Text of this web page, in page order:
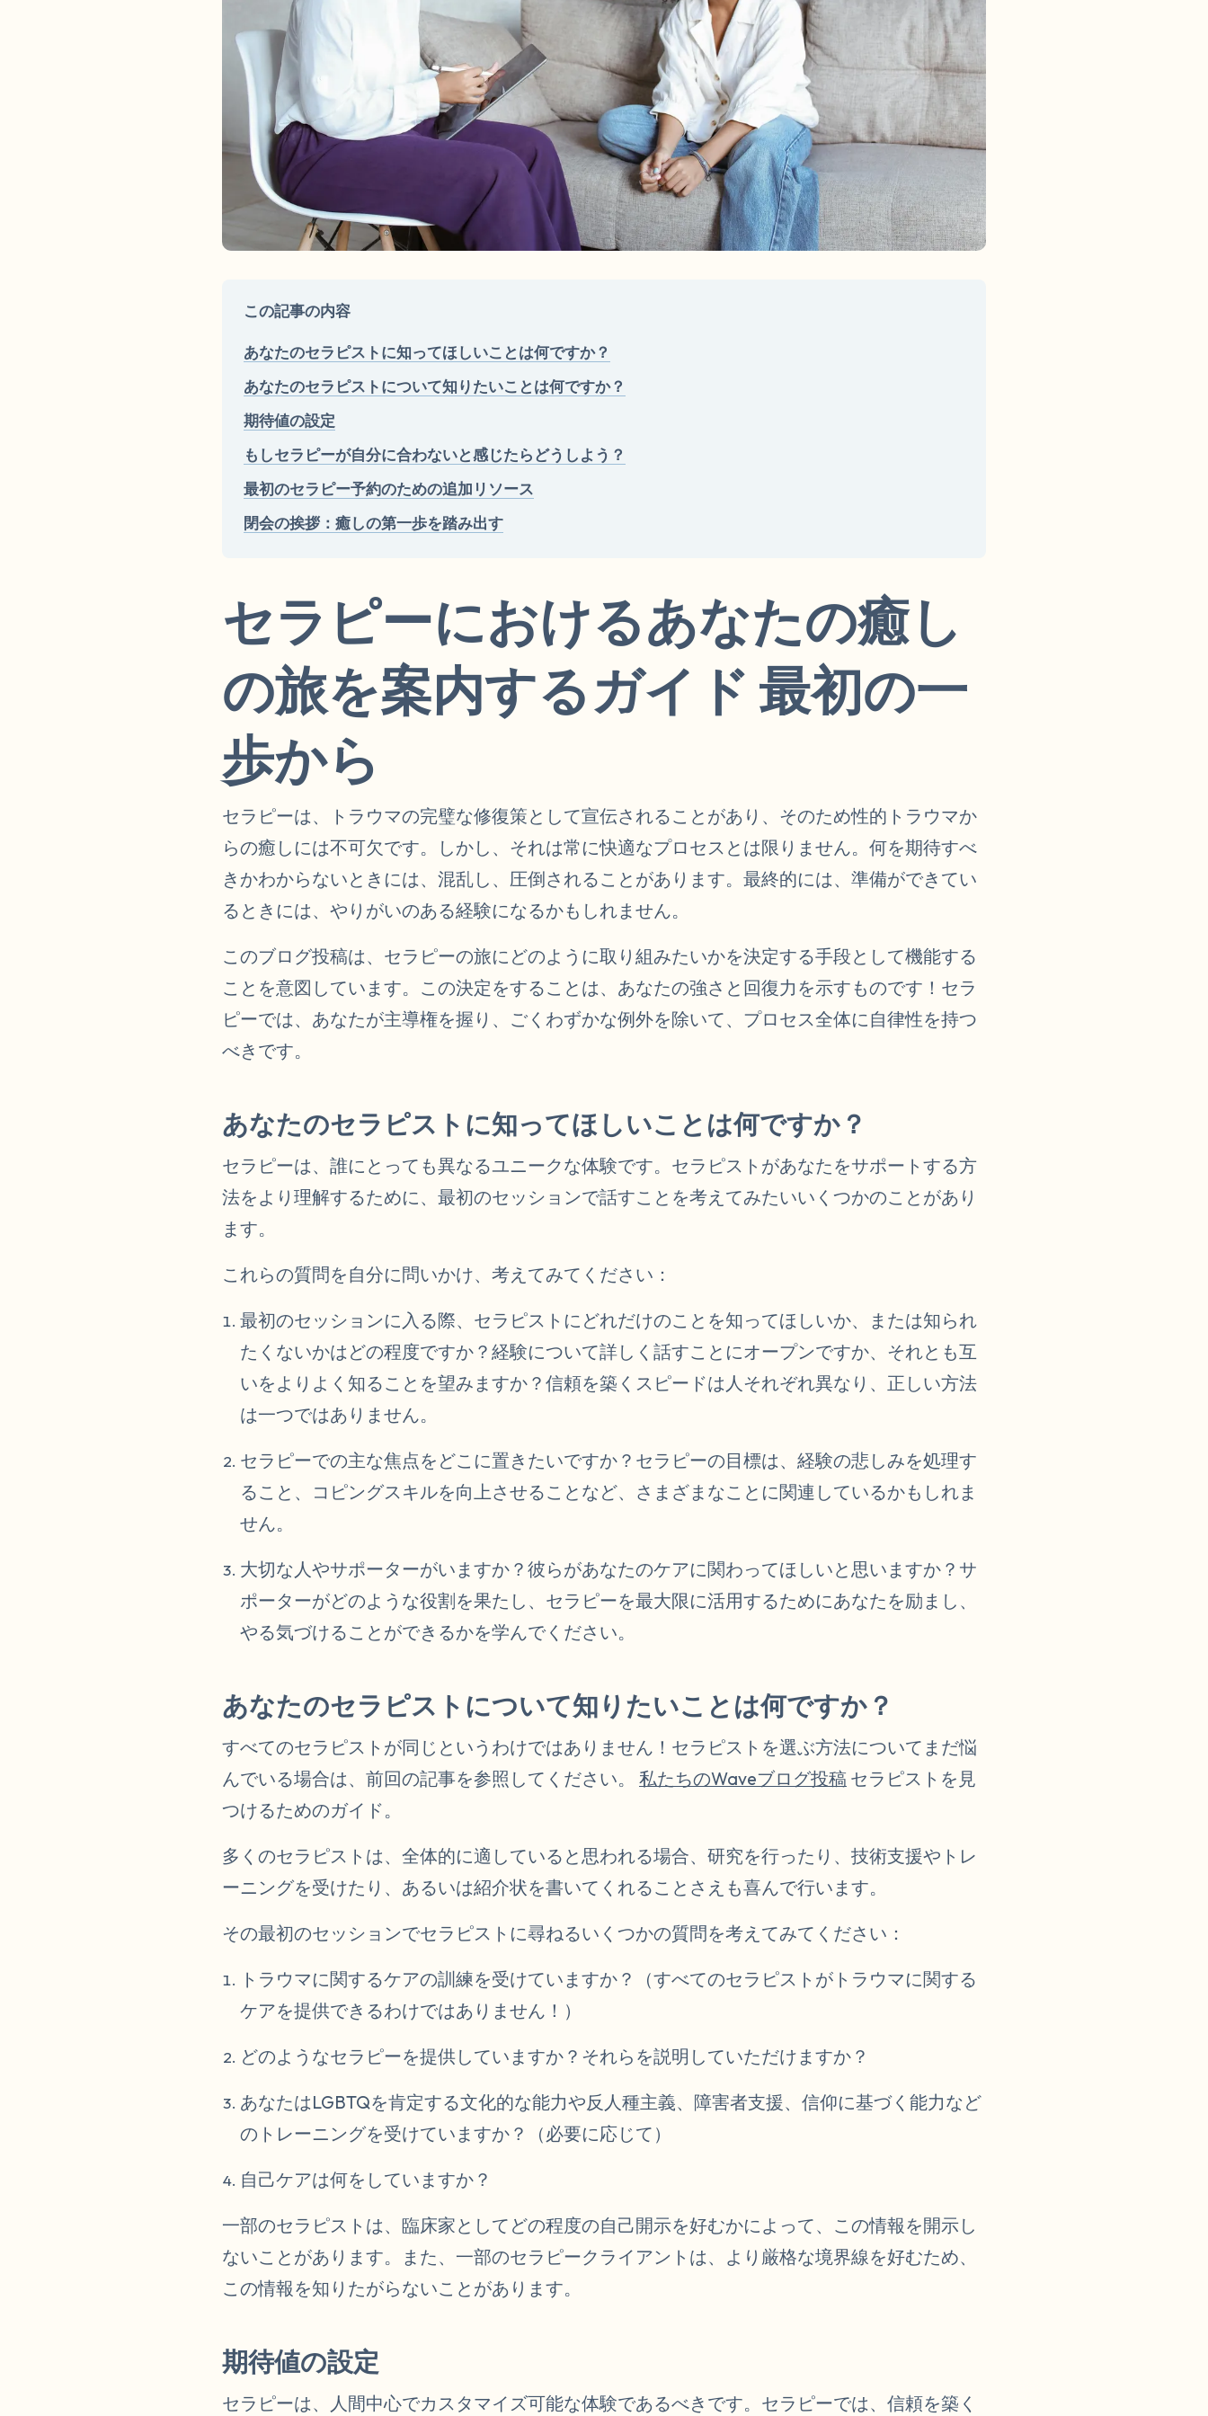
この記事の内容
あなたのセラピストに知ってほしいことは何ですか？
あなたのセラピストについて知りたいことは何ですか？
期待値の設定
もしセラピーが自分に合わないと感じたらどうしよう？
最初のセラピー予約のための追加リソース
閉会の挨拶：癒しの第一歩を踏み出す
セラピーにおけるあなたの癒し
の旅を案内するガイド 最初の一
歩から
セラピーは、トラウマの完璧な修復策として宣伝されることがあり、そのため性的トラウマか
らの癒しには不可欠です。しかし、それは常に快適なプロセスとは限りません。何を期待すべ
きかわからないときには、混乱し、圧倒されることがあります。最終的には、準備ができてい
るときには、やりがいのある経験になるかもしれません。
このブログ投稿は、セラピーの旅にどのように取り組みたいかを決定する手段として機能する
ことを意図しています。この決定をすることは、あなたの強さと回復力を示すものです！セラ
ピーでは、あなたが主導権を握り、ごくわずかな例外を除いて、プロセス全体に自律性を持つ
べきです。
あなたのセラピストに知ってほしいことは何ですか？
セラピーは、誰にとっても異なるユニークな体験です。セラピストがあなたをサポートする方
法をより理解するために、最初のセッションで話すことを考えてみたいいくつかのことがあり
ます。
これらの質問を自分に問いかけ、考えてみてください：
最初のセッションに入る際、セラピストにどれだけのことを知ってほしいか、または知られ
たくないかはどの程度ですか？経験について詳しく話すことにオープンですか、それとも互
いをよりよく知ることを望みますか？信頼を築くスピードは人それぞれ異なり、正しい方法
は一つではありません。
セラピーでの主な焦点をどこに置きたいですか？セラピーの目標は、経験の悲しみを処理す
ること、コピングスキルを向上させることなど、さまざまなことに関連しているかもしれま
せん。
大切な人やサポーターがいますか？彼らがあなたのケアに関わってほしいと思いますか？サ
ポーターがどのような役割を果たし、セラピーを最大限に活用するためにあなたを励まし、
やる気づけることができるかを学んでください。
あなたのセラピストについて知りたいことは何ですか？
すべてのセラピストが同じというわけではありません！セラピストを選ぶ方法についてまだ悩
んでいる場合は、前回の記事を参照してください。 私たちのWaveブログ投稿 セラピストを見
つけるためのガイド。
多くのセラピストは、全体的に適していると思われる場合、研究を行ったり、技術支援やトレ
ーニングを受けたり、あるいは紹介状を書いてくれることさえも喜んで行います。
その最初のセッションでセラピストに尋ねるいくつかの質問を考えてみてください：
トラウマに関するケアの訓練を受けていますか？（すべてのセラピストがトラウマに関する
ケアを提供できるわけではありません！）
どのようなセラピーを提供していますか？それらを説明していただけますか？
あなたはLGBTQを肯定する文化的な能力や反人種主義、障害者支援、信仰に基づく能力など
のトレーニングを受けていますか？（必要に応じて）
自己ケアは何をしていますか？
一部のセラピストは、臨床家としてどの程度の自己開示を好むかによって、この情報を開示し
ないことがあります。また、一部のセラピークライアントは、より厳格な境界線を好むため、
この情報を知りたがらないことがあります。
期待値の設定
セラピーは、人間中心でカスタマイズ可能な体験であるべきです。セラピーでは、信頼を築く